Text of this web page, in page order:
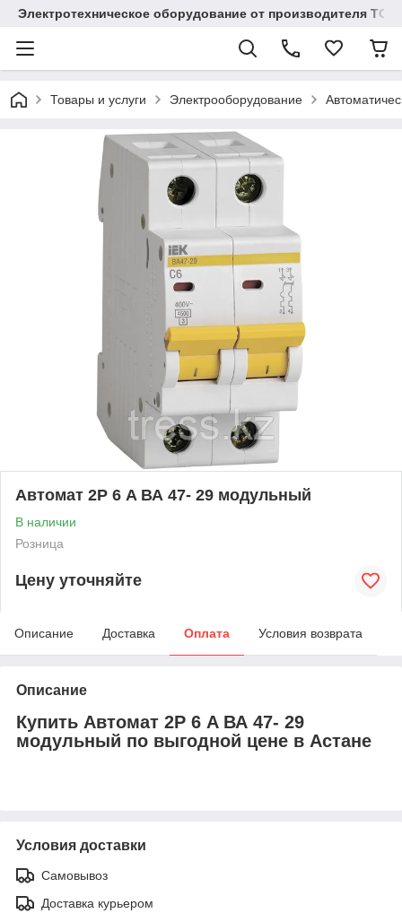
Электротехническое оборудование от производителя TOO
Товары и услуги Электрооборудование
Автомат 2Р 6 A ВА 47- 29 модульный
В наличии
Розница
Цену уточняйте
Описание Доставка Оплата Условия возврата
Описание
Купить Автомат 2Р 6 A ВА 47- 29
модульный по выгодной цене в Астане
Условия доставки
Самовывоз
Доставка курьером